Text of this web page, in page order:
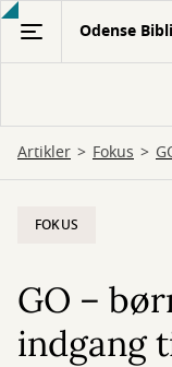
Gå
hovedindhold
Odense
Artikler Fokus
FOKUS
GO –
indgang